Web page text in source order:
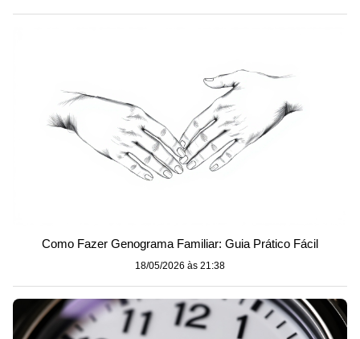
Como Fazer Genograma Familiar: Guia Prático Fácil
18/05/2026 às 21:38